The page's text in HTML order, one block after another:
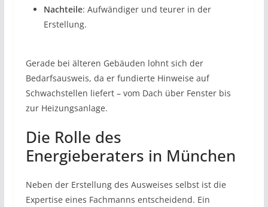
Nachteile: Aufwändiger und teurer in der
Erstellung.
Gerade bei älteren Gebäuden lohnt sich der
Bedarfsausweis, da er fundierte Hinweise auf
Schwachstellen liefert – vom Dach über Fenster bis
zur Heizungsanlage.
​Die Rolle des
Energieberaters in München
Neben der Erstellung des Ausweises selbst ist die
Expertise eines Fachmanns entscheidend. Ein